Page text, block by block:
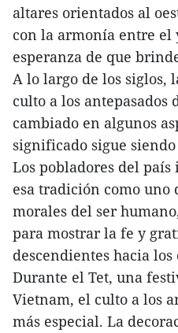
altares orientados al
con la armonía entre el
esperanza de que
A lo largo de los siglos,
culto a los antepasados
cambiado en algunos
significado sigue
Los pobladores del
esa tradición como uno
morales del ser
para mostrar la fe y
descendientes hacia
Durante el Tet, una
Vietnam, el culto a los
más especial. La